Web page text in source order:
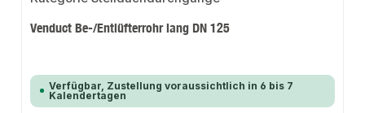
Venduct Be-/Entlüfterrohr lang DN 125
Verfügbar, Zustellung voraussichtlich in 6 bis 7
Kalendertagen